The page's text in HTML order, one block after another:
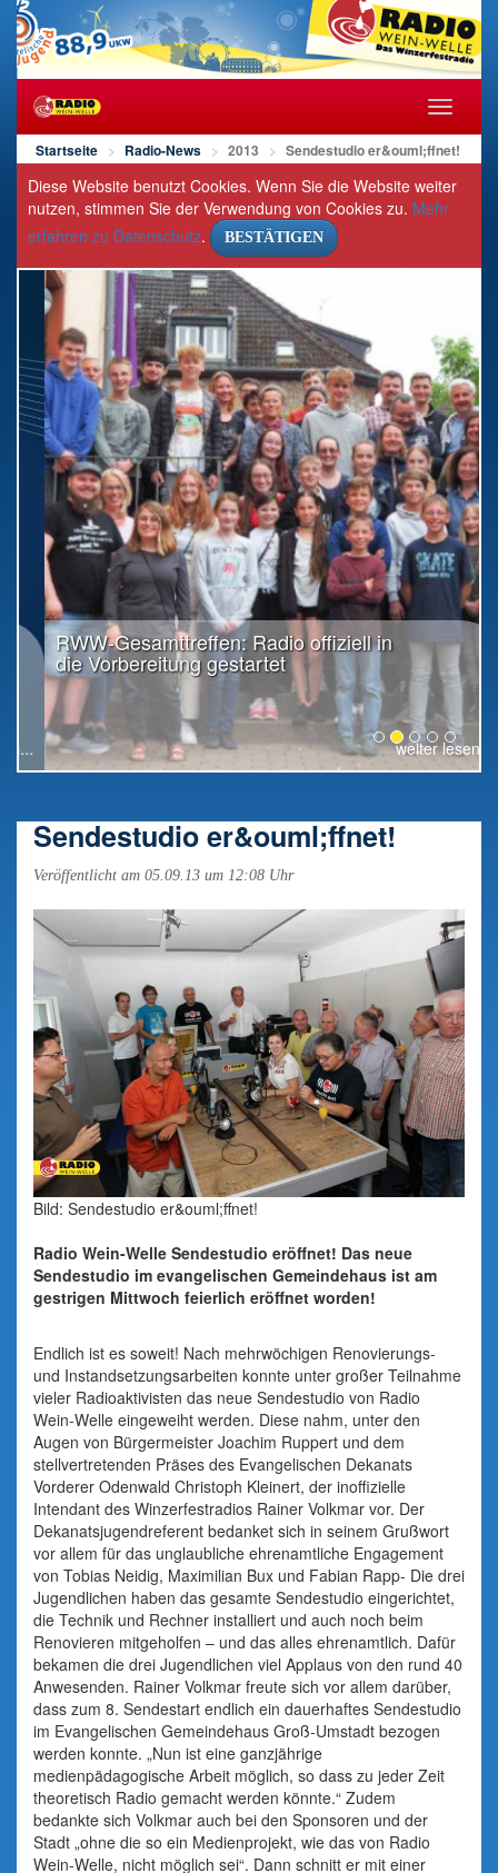
öffnen/
Startseite Radio-News 2013 Sendestudio er&ouml;ffnet!
Diese Website benutzt Cookies. Wenn Sie die Website weiter
nutzen, stimmen Sie der Verwendung von Cookies zu. Mehr
erfahren zu Datenschutz. BESTÄTIGEN
RWW-Gesamttreffen: Radio offiziell in
die Vorbereitung gestartet
weiter lesen...
Sendestudio er&ouml;ffnet!
Veröffentlicht am 05.09.13 um 12:08 Uhr
Bild: Sendestudio er&ouml;ffnet!
Radio Wein-Welle Sendestudio eröffnet! Das neue
Sendestudio im evangelischen Gemeindehaus ist am
gestrigen Mittwoch feierlich eröffnet worden!
Endlich ist es soweit! Nach mehrwöchigen Renovierungs-
und Instandsetzungsarbeiten konnte unter großer Teilnahme
vieler Radioaktivisten das neue Sendestudio von Radio
Wein-Welle eingeweiht werden. Diese nahm, unter den
Augen von Bürgermeister Joachim Ruppert und dem
stellvertretenden Präses des Evangelischen Dekanats
Vorderer Odenwald Christoph Kleinert, der inoffizielle
Intendant des Winzerfestradios Rainer Volkmar vor. Der
Dekanatsjugendreferent bedanket sich in seinem Grußwort
vor allem für das unglaubliche ehrenamtliche Engagement
von Tobias Neidig, Maximilian Bux und Fabian Rapp- Die drei
Jugendlichen haben das gesamte Sendestudio eingerichtet,
die Technik und Rechner installiert und auch noch beim
Renovieren mitgeholfen – und das alles ehrenamtlich. Dafür
bekamen die drei Jugendlichen viel Applaus von den rund 40
Anwesenden. Rainer Volkmar freute sich vor allem darüber,
dass zum 8. Sendestart endlich ein dauerhaftes Sendestudio
im Evangelischen Gemeindehaus Groß-Umstadt bezogen
werden konnte. „Nun ist eine ganzjährige
medienpädagogische Arbeit möglich, so dass zu jeder Zeit
theoretisch Radio gemacht werden könnte.“ Zudem
bedankte sich Volkmar auch bei den Sponsoren und der
Stadt „ohne die so ein Medienprojekt, wie das von Radio
Wein-Welle, nicht möglich sei“. Dann schnitt er mit einer